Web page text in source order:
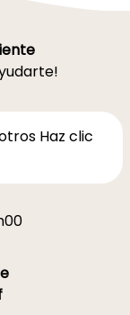
Haz clic